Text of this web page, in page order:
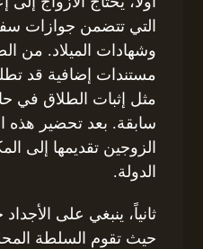
التي تتضمن جوازات
وشهادات الميلاد. من
مستندات إضافية قد
مثل إثبات الطلاق في
سابقة. بعد تحضير هذه
الزوجين تقديمها إلى
الدولة.
ثانياً، ينبغي على
حيث تقوم السلطة